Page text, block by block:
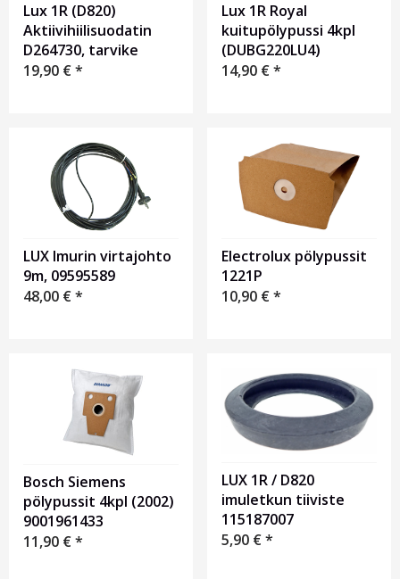
Lux 1R (D820)
Aktiivihiilisuodatin
D264730, tarvike
19,90 €*
Lux 1R Royal
kuitupölypussi 4kpl
(DUBG220LU4)
14,90 €*
LUX Imurin virtajohto
9m, 09595589
48,00 €*
Electrolux pölypussit
1221P
10,90 €*
Bosch Siemens
pölypussit 4kpl (2002)
9001961433
11,90 €*
LUX 1R / D820
imuletkun tiiviste
115187007
5,90 €*